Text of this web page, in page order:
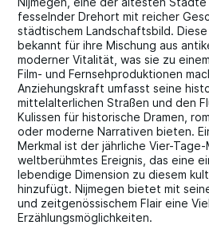
fesselnder Drehort mit reicher
städtischem Landschaftsbild.
bekannt für ihre Mischung aus
moderner Vitalität, was sie zu
Film- und Fernsehproduktionen
Anziehungskraft umfasst seine
mittelalterlichen Straßen und den
Kulissen für historische Dramen,
oder moderne Narrativen bieten.
Merkmal ist der jährliche Vier-
weltberühmtes Ereignis, das eine
lebendige Dimension zu diesem
hinzufügt. Nijmegen bietet mit
und zeitgenössischem Flair eine
Erzählungsmöglichkeiten.